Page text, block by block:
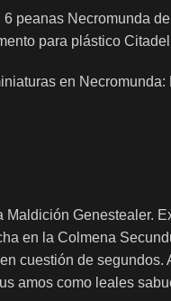
peanas Necromunda
para plástico
en
Genestealer.
en la Colmena
cuestión de
amos como leales